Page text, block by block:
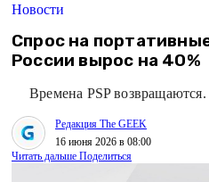
Новости
Спрос на
России вырос на 40%
Времена PSP возвращаются.
Редакция The GEEK
16 июня 2026 в 08:00
Читать дальше Поделиться